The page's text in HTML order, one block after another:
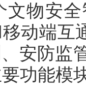
物安全
动端互
安防监
功能模